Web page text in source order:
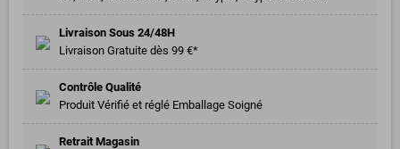
Livraison Sous 24/48H
Livraison Gratuite dès 99 €*
Contrôle Qualité
Produit Vérifié et réglé Emballage Soigné
Retrait Magasin